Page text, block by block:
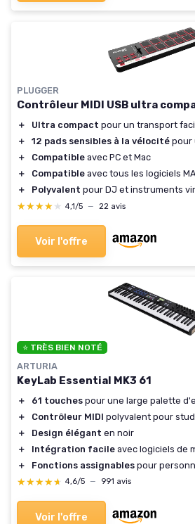
PLUGGER
Contrôleur MIDI USB ultra
＋ Ultra compact pour un transport
＋
12 pads sensibles à la vélocité pour
＋
Compatible avec PC et Mac
＋
Compatible avec tous les logiciels
＋
Polyvalent pour DJ et instruments
★★★★★
★★★★★ 4,1/5 — 22 avis
Voir l'offre
⭐ TRÈS BIEN NOTÉ
ARTURIA
KeyLab Essential MK3 61
＋ 61 touches pour une large palette
＋
Contrôleur MIDI polyvalent pour
＋
Design élégant en noir
＋
Intégration facile avec logiciels de
＋
Fonctions assignables pour
★★★★★
★★★★★ 4,6/5 — 991 avis
Voir l'offre